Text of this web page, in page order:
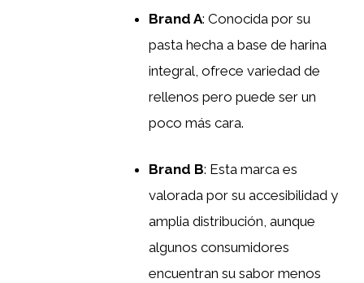
Brand A: Conocida por su
pasta hecha a base de harina
integral, ofrece variedad de
rellenos pero puede ser un
poco más cara.
Brand B: Esta marca es
valorada por su accesibilidad y
amplia distribución, aunque
algunos consumidores
encuentran su sabor menos